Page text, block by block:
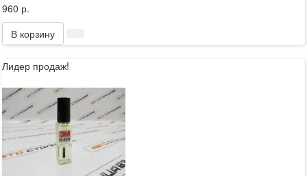
960 р.
В корзину
Лидер продаж!